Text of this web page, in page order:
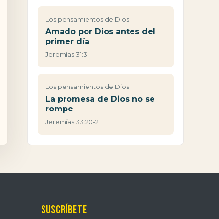
Los pensamientos de Dios
Amado por Dios antes del
primer día
Jeremías 31:3
Los pensamientos de Dios
La promesa de Dios no se
rompe
Jeremías 33:20-21
Suscríbete